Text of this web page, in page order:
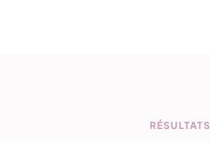
RÉSULTATS